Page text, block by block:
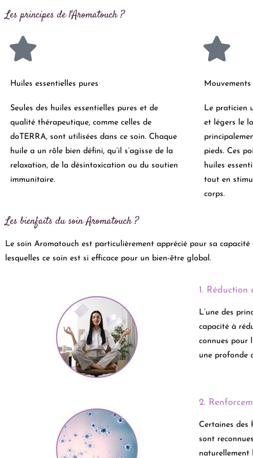
Les principes de l'Aromatouch ?
Huiles essentielles pures
Seules des huiles essentielles pures et de
qualité thérapeutique, comme celles de
doTERRA, sont utilisées dans ce soin. Chaque
huile a un rôle bien défini, qu’il s’agisse de la
relaxation, de la désintoxication ou du soutien
immunitaire.
Le praticien
et légers le
pieds. Ces
huiles
tout en
corps.
Les bienfaits du soin Aromatouch ?
Le soin Aromatouch est particulièrement apprécié pour sa
lesquelles ce soin est si efficace pour un bien-être global.
1. Réduction
L’une des
capacité à
connues pour
une profonde
2.
Certaines des
sont
naturellement